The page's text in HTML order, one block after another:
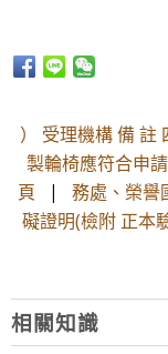
） 受理機構 備 註
製輪椅應符合申
頁 | 務處、榮譽
礙證明(檢附 正本
相關知識